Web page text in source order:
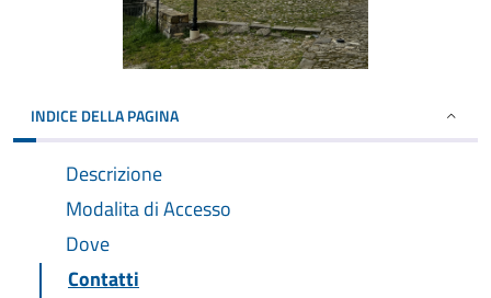
INDICE DELLA PAGINA
Descrizione
Modalita di Accesso
Dove
Contatti